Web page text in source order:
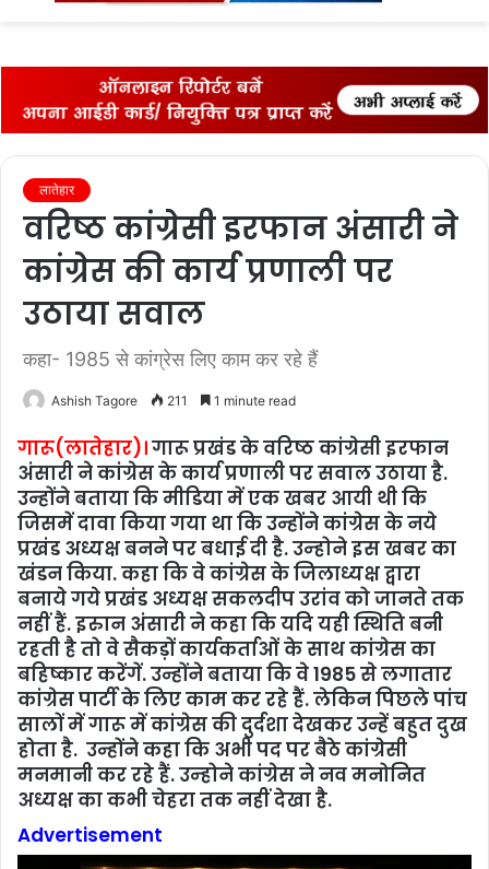
लातेहार
वरिष्ठ कांग्रेसी इरफान अंसारी ने
कांग्रेस की कार्य प्रणाली पर
उठाया सवाल
कहा- 1985 से कांग्रेस लिए काम कर रहे हैं
Ashish Tagore 211 1 minute read
गारू(लातेहार)।गारू प्रखंड के वरिष्ठ कांग्रेसी इरफान
अंसारी ने कांग्रेस के कार्य प्रणाली पर सवाल उठाया है.
उन्होंने बताया कि मीडिया में एक खबर आयी थी कि
जिसमें दावा किया गया था कि उन्होंने कांग्रेस के नये
प्रखंड अध्यक्ष बनने पर बधाई दी है. उन्‍होने इस खबर का
खंडन किया. कहा कि वे कांग्रेस के जिलाध्यक्ष द्वारा
बनाये गये प्रखंड अध्यक्ष सकलदीप उरांव को जानते तक
नहीं हैं. इरुान अंसारी ने कहा कि यदि यही स्थिति बनी
रहती है तो वे सैकड़ों कार्यकर्ताओं के साथ कांग्रेस का
बहिष्कार करेंगें. उन्होंने बताया कि वे 1985 से लगातार
कांग्रेस पार्टी के लिए काम कर रहे हैं. लेकिन पिछले पांच
सालों में गारू में कांग्रेस की दुर्दशा देखकर उन्हें बहुत दुख
होता है. उन्होंने कहा कि अभी पद पर बैठे कांग्रेसी
मनमानी कर रहे हैं. उन्‍होने कांग्रेस ने नव मनोनित
अध्यक्ष का कभी चेहरा तक नहीं देखा है.
Advertisement